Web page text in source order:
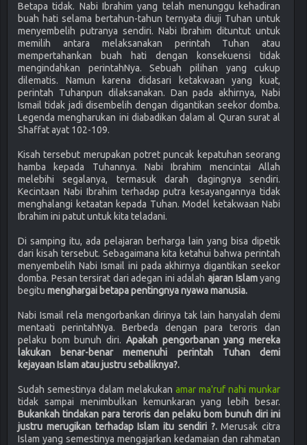
Betapa tidak. Nabi Ibrahim yang telah menunggu kehadiran
buah hati selama bertahun-tahun ternyata diuji Tuhan untuk
menyembelih putranya sendiri. Nabi Ibrahim dituntut untuk
memilih antara melaksanakan perintah Tuhan atau
mempertahankan buah hati dengan konsekuensi tidak
mengindahkan perintahNya. Sebuah pilihan yang cukup
dilematis. Namun karena didasari ketakwaan yang kuat,
perintah Tuhanpun dilaksanakan. Dan pada akhirnya, Nabi
Ismail tidak jadi disembelih dengan digantikan seekor domba.
Legenda mengharukan ini diabadikan dalam al Quran surat al
Shaffat ayat 102-109.
Kisah tersebut merupakan potret puncak kepatuhan seorang
hamba kepada Tuhannya. Nabi Ibrahim mencintai Allah
melebihi segalanya, termasuk darah dagingnya sendiri.
Kecintaan Nabi Ibrahim terhadap putra kesayangannya tidak
menghalangi ketaatan kepada Tuhan. Model ketakwaan Nabi
Ibrahim ini patut untuk kita teladani.
Di samping itu, ada pelajaran berharga lain yang bisa dipetik
dari kisah tersebut. Sebagaimana kita ketahui bahwa perintah
menyembelih Nabi Ismail ini pada akhirnya digantikan seekor
domba. Pesan tersirat dari adegan ini adalahajaran Islamyang
begitu menghargai betapa pentingnya nyawa manusia.
Nabi Ismail rela mengorbankan dirinya tak lain hanyalah demi
mentaati perintahNya. Berbeda dengan para teroris dan
pelaku bom bunuh diri. Apakah pengorbanan yang mereka
lakukan benar-benar memenuhi perintah Tuhan demi
kejayaan Islam atau justru sebaliknya?.
Sudah semestinya dalam melakukanamar ma'ruf nahi munkar
tidak sampai menimbulkan kemunkaran yang lebih besar.
Bukankah tindakan para teroris dan pelaku bom bunuh diri ini
justru merugikan terhadap Islam itu sendiri ?.Merusak citra
Islam yang semestinya mengajarkan kedamaian dan rahmatan